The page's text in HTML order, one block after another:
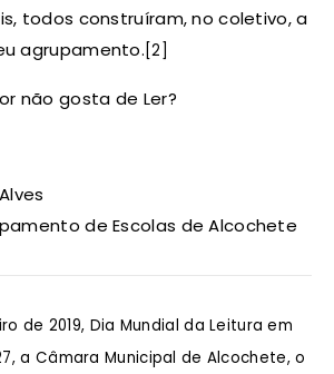
todos construíram, no coletivo, a
agrupamento. [2]
não gosta de Ler?
de Escolas de Alcochete
de 2019, Dia Mundial da Leitura em
a Câmara Municipal de Alcochete, o